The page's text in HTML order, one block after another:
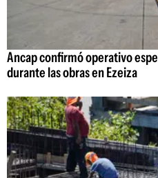
Ancap confirmó operativo
durante las obras en Ezeiza